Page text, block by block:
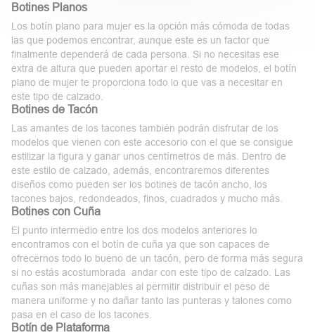
Botines Planos
Los botín plano para mujer es la opción más cómoda de todas
las que podemos encontrar, aunque este es un factor que
finalmente dependerá de cada persona. Si no necesitas ese
extra de altura que pueden aportar el resto de modelos, el botín
plano de mujer te proporciona todo lo que vas a necesitar en
este tipo de calzado.
Botines de Tacón
Las amantes de los tacones también podrán disfrutar de los
modelos que vienen con este accesorio con el que se consigue
estilizar la figura y ganar unos centímetros de más. Dentro de
este estilo de calzado, además, encontraremos diferentes
diseños como pueden ser los botines detacón ancho, los
tacones bajos, redondeados, finos, cuadrados y mucho más.
Botines con Cuña
El punto intermedio entre los dos modelos anteriores lo
encontramos con el botín de cuña ya que son capaces de
ofrecernos todo lo bueno de un tacón, pero de forma más segura
si no estás acostumbrada andar con este tipo de calzado. Las
cuñas son más manejables al permitir distribuir el peso de
manera uniforme y no dañar tanto las punteras y talones como
pasa en el caso de los tacones.
Botín de Plataforma